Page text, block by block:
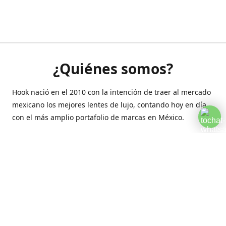
¿Quiénes somos?
Hook nació en el 2010 con la intención de traer al mercado
mexicano los mejores lentes de lujo, contando hoy en día
con el más amplio portafolio de marcas en México.